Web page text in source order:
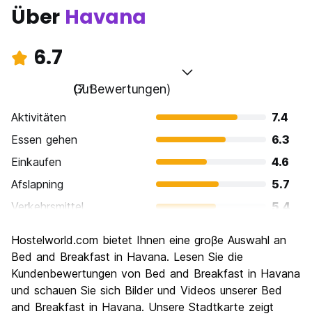
Über Havana
6.7
Gut
(7 Bewertungen)
Aktivitäten
7.4
Essen gehen
6.3
Einkaufen
4.6
Afslapning
5.7
Verkehrsmittel
5.4
Kultur
Nachtleben / Party
6.6
Preis-Leistungsverhältnis
6.9
Hostelworld.com bietet Ihnen eine groβe Auswahl an
Bed and Breakfast in Havana. Lesen Sie die
Kundenbewertungen von Bed and Breakfast in Havana
und schauen Sie sich Bilder und Videos unserer Bed
and Breakfast in Havana. Unsere Stadtkarte zeigt